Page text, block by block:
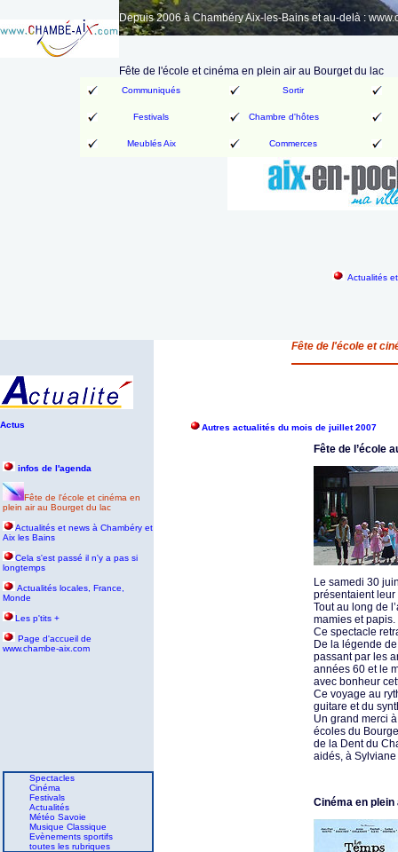
Depuis 2006 à Chambéry Aix-les-Bains et au-delà :
Fête de l'école et cinéma en plein air au Bourget du lac
Communiqués Sortir
Festivals Chambre d'hôtes
Meublés Aix Commerces
Actualités
Fête de l'école et
Actus Autres actualités du mois de juillet 2007
infos de l'agenda
Fête de l'école et cinéma en
plein air au Bourget du lac
Actualités et news à Chambéry et
Aix les Bains
Cela s'est passé il n'y a pas si
longtemps
Actualités locales, France,
Monde
Les p'tits +
Page d'accueil de
www.chambe-aix.com
Spectacles
Cinéma
Festivals
Actualités
Météo Savoie
Musique Classique
Evènements sportifs
toutes les rubriques
Fête de l’école
Le samedi 30
présentaient leur
Tout au long de
mamies et papis.
Ce spectacle
De la légende
passant par les
années 60 et le
avec bonheur
Ce voyage au
guitare et du
Un grand merci
écoles du
de la Dent du
aidés, à
Cinéma en plein